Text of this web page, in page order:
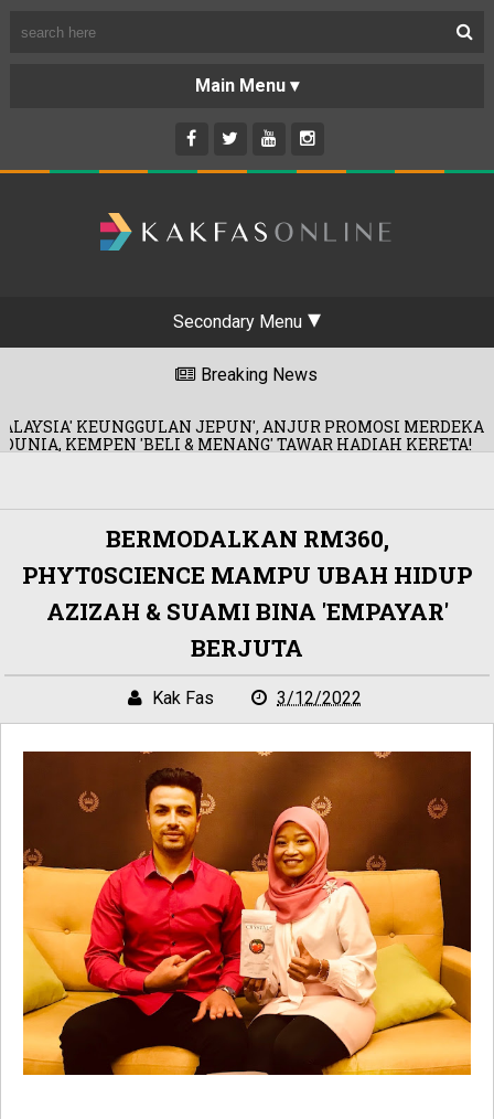
Secondary Menu
Breaking News
ANJUR PROMOSI MERDEKA! 06/08/2026
'IBU
TAWAR HADIAH KERETA!
BERMODALKAN RM360,
PHYT0SCIENCE MAMPU UBAH HIDUP
AZIZAH & SUAMI BINA 'EMPAYAR'
BERJUTA
Kak Fas 3/12/2022